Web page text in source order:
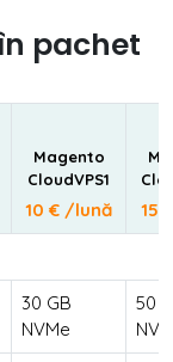
pachet
Magento
CloudVPS1
10 € /lună 15
30 GB
NVMe
50